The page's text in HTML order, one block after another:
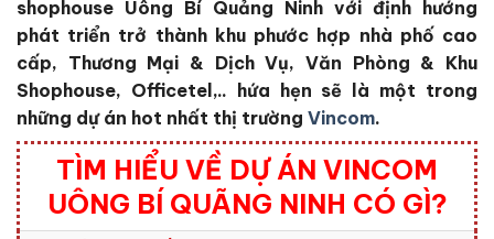
shophouse Uông Bí Quảng Ninh với định hướng
phát triển trở thành khu phước hợp nhà phố cao
cấp, Thương Mại & Dịch Vụ, Văn Phòng & Khu
Shophouse, Officetel,.. hứa hẹn sẽ là một trong
những dự án hot nhất thị trường Vincom.
TÌM HIỂU VỀ DỰ ÁN VINCOM
UÔNG BÍ QUÃNG NINH CÓ GÌ?